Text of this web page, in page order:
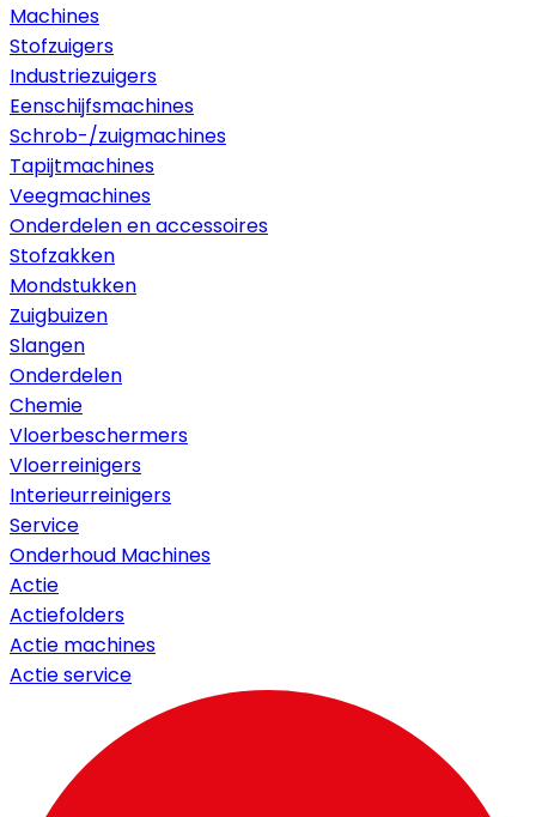
Machines
Stofzuigers
Industriezuigers
Eenschijfsmachines
Schrob-/zuigmachines
Tapijtmachines
Veegmachines
Onderdelen en accessoires
Stofzakken
Mondstukken
Zuigbuizen
Slangen
Onderdelen
Chemie
Vloerbeschermers
Vloerreinigers
Interieurreinigers
Service
Onderhoud Machines
Actie
Actiefolders
Actie machines
Actie service